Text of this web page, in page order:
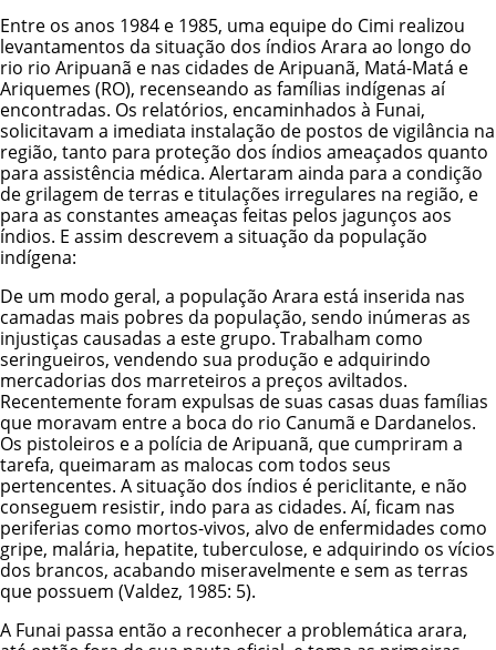
Entre os anos 1984 e 1985, uma equipe do Cimi realizou
levantamentos da situação dos índios Arara ao longo do
rio rio Aripuanã e nas cidades de Aripuanã, Matá-Matá e
Ariquemes (RO), recenseando as famílias indígenas aí
encontradas. Os relatórios, encaminhados à Funai,
solicitavam a imediata instalação de postos de vigilância na
região, tanto para proteção dos índios ameaçados quanto
para assistência médica. Alertaram ainda para a condição
de grilagem de terras e titulações irregulares na região, e
para as constantes ameaças feitas pelos jagunços aos
índios. E assim descrevem a situação da população
indígena:
De um modo geral, a população Arara está inserida nas
camadas mais pobres da população, sendo inúmeras as
injustiças causadas a este grupo. Trabalham como
seringueiros, vendendo sua produção e adquirindo
mercadorias dos marreteiros a preços aviltados.
Recentemente foram expulsas de suas casas duas famílias
que moravam entre a boca do rio Canumã e Dardanelos.
Os pistoleiros e a polícia de Aripuanã, que cumpriram a
tarefa, queimaram as malocas com todos seus
pertencentes. A situação dos índios é periclitante, e não
conseguem resistir, indo para as cidades. Aí, ficam nas
periferias como mortos-vivos, alvo de enfermidades como
gripe, malária, hepatite, tuberculose, e adquirindo os vícios
dos brancos, acabando miseravelmente e sem as terras
que possuem (Valdez, 1985: 5).
A Funai passa então a reconhecer a problemática arara,